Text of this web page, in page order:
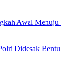
Awal
Didesak